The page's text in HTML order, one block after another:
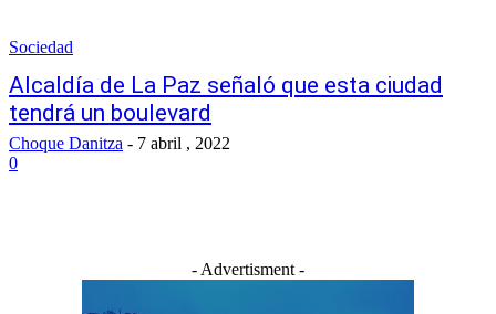
Sociedad
Alcaldía de La Paz señaló que esta ciudad
tendrá un boulevard
Choque Danitza - 7 abril , 2022
0
- Advertisment -